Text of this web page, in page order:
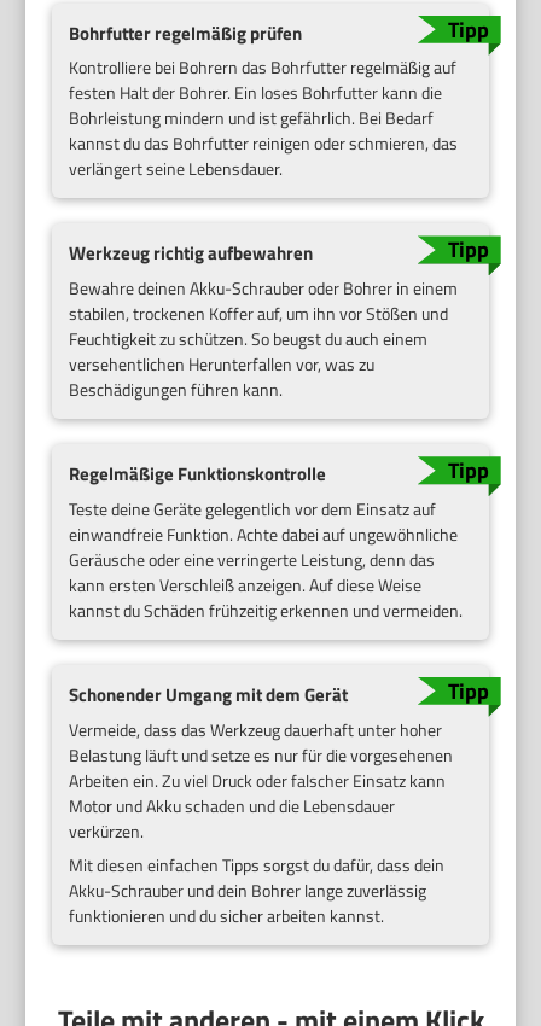
Bohrfutter regelmäßig prüfen
Kontrolliere bei Bohrern das Bohrfutter regelmäßig auf
festen Halt der Bohrer. Ein loses Bohrfutter kann die
Bohrleistung mindern und ist gefährlich. Bei Bedarf
kannst du das Bohrfutter reinigen oder schmieren, das
verlängert seine Lebensdauer.
Werkzeug richtig aufbewahren
Bewahre deinen Akku-Schrauber oder Bohrer in einem
stabilen, trockenen Koffer auf, um ihn vor Stößen und
Feuchtigkeit zu schützen. So beugst du auch einem
versehentlichen Herunterfallen vor, was zu
Beschädigungen führen kann.
Regelmäßige Funktionskontrolle
Teste deine Geräte gelegentlich vor dem Einsatz auf
einwandfreie Funktion. Achte dabei auf ungewöhnliche
Geräusche oder eine verringerte Leistung, denn das
kann ersten Verschleiß anzeigen. Auf diese Weise
kannst du Schäden frühzeitig erkennen und vermeiden.
Schonender Umgang mit dem Gerät
Vermeide, dass das Werkzeug dauerhaft unter hoher
Belastung läuft und setze es nur für die vorgesehenen
Arbeiten ein. Zu viel Druck oder falscher Einsatz kann
Motor und Akku schaden und die Lebensdauer
verkürzen.
Mit diesen einfachen Tipps sorgst du dafür, dass dein
Akku-Schrauber und dein Bohrer lange zuverlässig
funktionieren und du sicher arbeiten kannst.